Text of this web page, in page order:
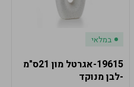
במלאי
19615-אגרטל מון 21ס"מ
-לבן מנוקד